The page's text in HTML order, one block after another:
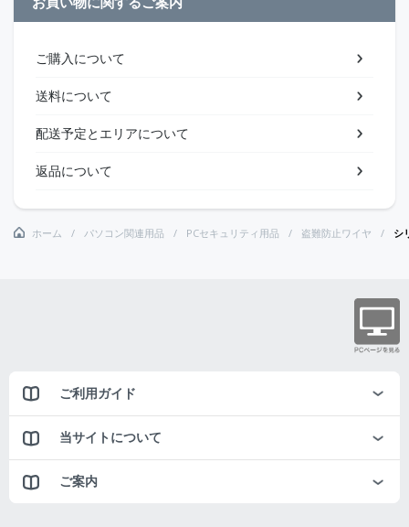
ご購入について
送料について
配送予定とエリアについて
返品について
ホーム パソコン関連用品 PCセキュリティ用品 盗難防止ワイヤ シ
ご利用ガイド
当サイトについて
ご案内